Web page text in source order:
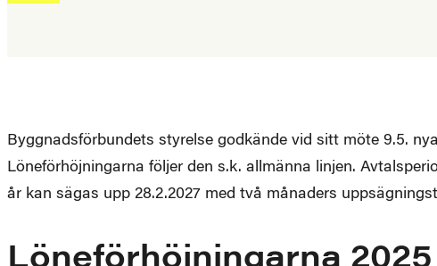
Byggnadsförbundets styrelse godkände vid sitt möte 9.5.
Löneförhöjningarna följer den s.k. allmänna linjen.
år kan sägas upp 28.2.2027 med två månaders